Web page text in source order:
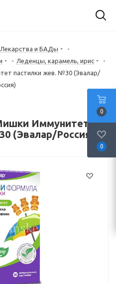
Лекарства и БАДы
-
- Леденцы, карамель, ирис
-
пастилки жев. №30 (Эвалар/
Иммунитет
(Эвалар/Россия)
0
0